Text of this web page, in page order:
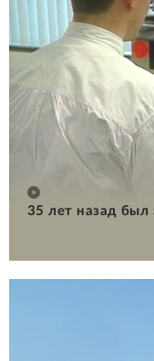
35 лет назад был